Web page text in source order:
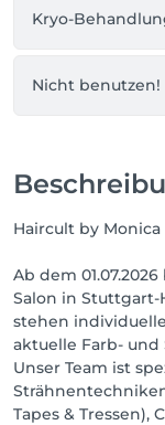
Kryo-
Nicht benutzen!
Haircult by
Ab dem
Salon in Stuttgart-
stehen
aktuelle Farb-
Unser Team ist
Tapes & Tressen),